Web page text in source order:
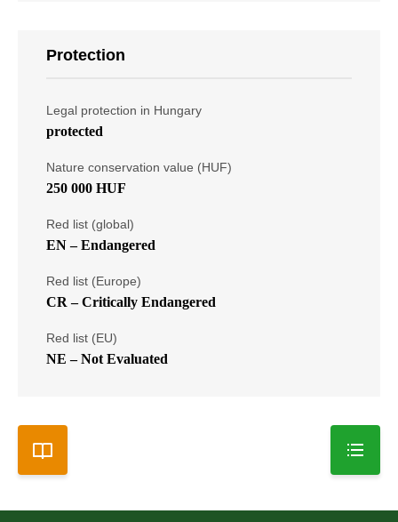
Protection
Legal protection in Hungary
protected
Nature conservation value (HUF)
250 000 HUF
Red list (global)
EN – Endangered
Red list (Europe)
CR – Critically Endangered
Red list (EU)
NE – Not Evaluated